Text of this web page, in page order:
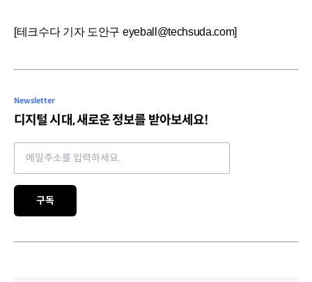
[테크수다 기자 도안구 eyeball@techsuda.com]
Newsletter
디지털 시대, 새로운 정보를 받아보세요!
Email address
구독